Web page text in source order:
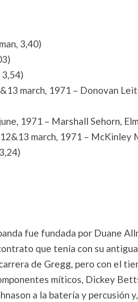
3,40)
march, 1971 – Donovan
1971 – Marshall Sehorn,
march, 1971 – McKinley
fue fundada por Duane
que tenía con su
de Gregg, pero con el
míticos, Dickey
a la batería y percusión